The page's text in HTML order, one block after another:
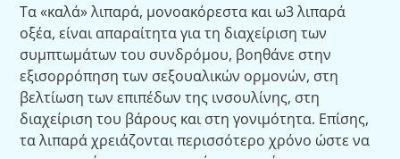
Τα «καλά» λιπαρά, μονοακόρεστα και ω3 λιπαρά
οξέα, είναι απαραίτητα για τη διαχείριση των
συμπτωμάτων του συνδρόμου, βοηθάνε στην
εξισορρόπηση των σεξουαλικών ορμονών, στη
βελτίωση των επιπέδων της ινσουλίνης, στη
διαχείριση του βάρους και στη γονιμότητα. Επίσης,
τα λιπαρά χρειάζονται περισσότερο χρόνο ώστε να